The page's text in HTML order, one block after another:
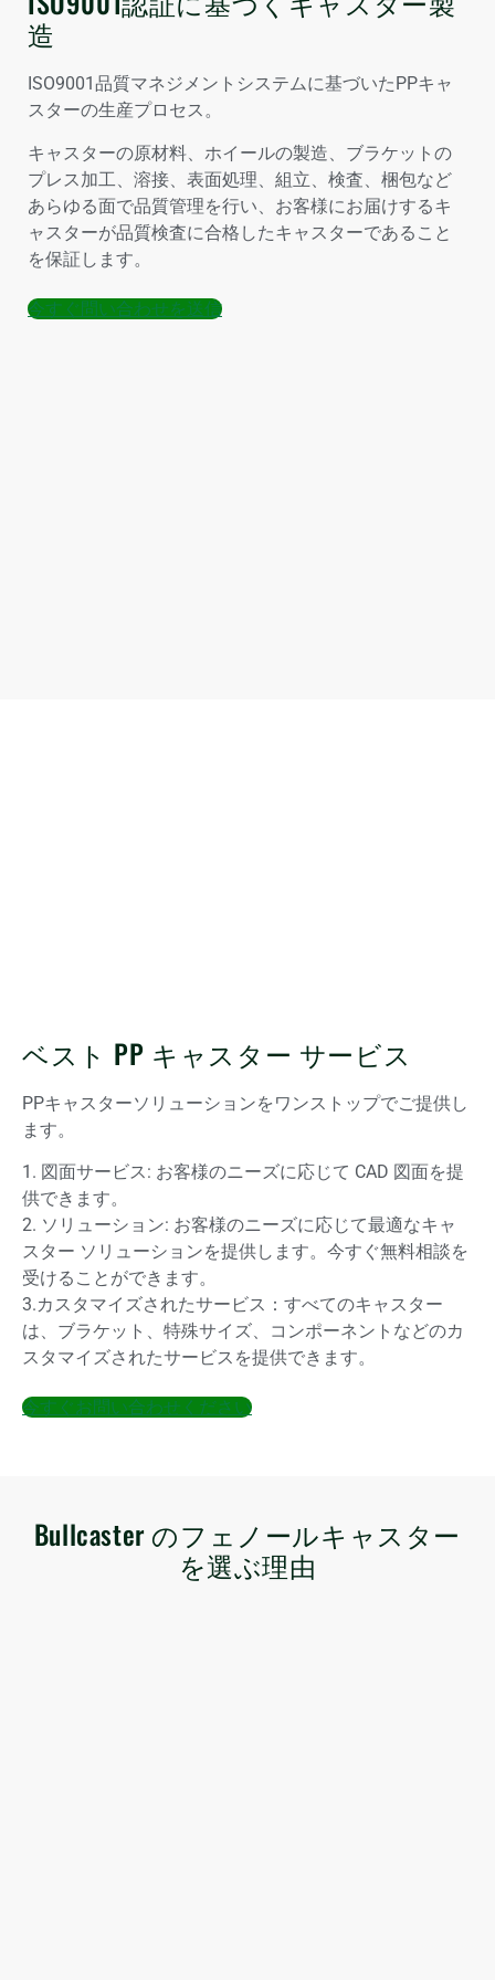
造
ISO9001品質マネジメントシステムに基づいたPPキャ
スターの生産プロセス。
キャスターの原材料、ホイールの製造、ブラケットの
プレス加工、溶接、表面処理、組立、検査、梱包など
あらゆる面で品質管理を行い、お客様にお届けするキ
ャスターが品質検査に合格したキャスターであること
を保証します。
今すぐ問い合わせを送信
ベスト PP キャスター サービス
PPキャスターソリューションをワンストップでご提供し
ます。
1. 図面サービス: お客様のニーズに応じて CAD 図面を提
供できます。
2. ソリューション: お客様のニーズに応じて最適なキャ
スター ソリューションを提供します。今すぐ無料相談を
受けることができます。
3.カスタマイズされたサービス：すべてのキャスター
は、ブラケット、特殊サイズ、コンポーネントなどのカ
スタマイズされたサービスを提供できます。
今すぐお問い合わせください
Bullcaster のフェノールキャスター
を選ぶ理由